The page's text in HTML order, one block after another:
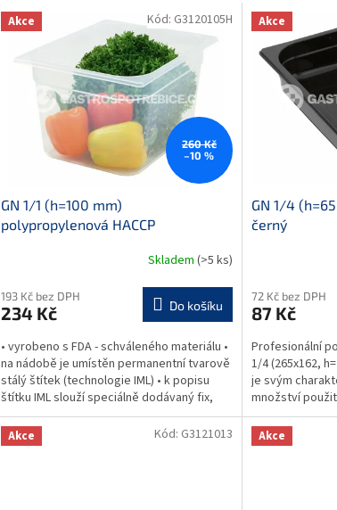
nV Akce
260 Kč
–10 %
GN 1/1 (h=100 mm)
polypropylenová HACCP
Skladem (>5 ks)
193 Kč bez DPH
234 Kč Do košíku
• vyrobeno s FDA - schváleného materiálu •
na nádobě je umístěn permanentní tvarově
stálý štítek (technologie IML) • k popisu
štítku IML slouží speciálně dodávaný fix,
který lze...
Kód: G3120105H Akce
GN 1/4
černý
72 Kč bez DPH
87 Kč
Profesionální
1/4 (265x162,
je svým
množství
Gastronádoba
Akce Kód: G3121013 Akce